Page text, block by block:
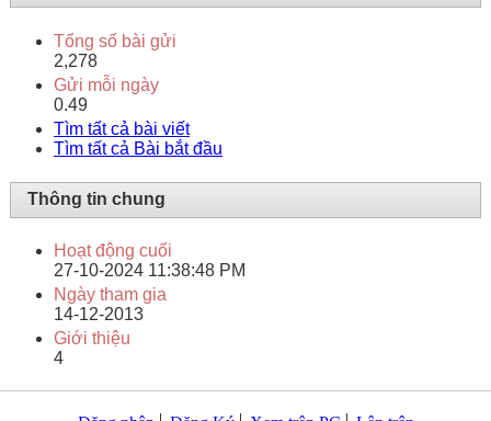
Tổng số bài gửi
2,278
Gửi mỗi ngày
0.49
Tìm tất cả bài viết
Tìm tất cả Bài bắt đầu
Thông tin chung
Hoạt động cuối
27-10-2024 11:38:48 PM
Ngày tham gia
14-12-2013
Giới thiệu
4